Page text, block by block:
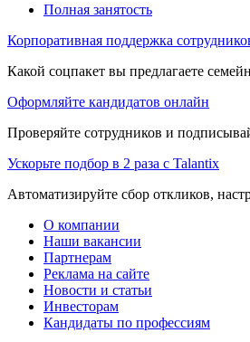
Полная занятость
Корпоративная поддержка
Какой соцпакет вы предлагаете
Оформляйте кандидатов онлайн
Проверяйте сотрудников и
Ускорьте подбор в 2 раза с Talantix
Автоматизируйте сбор откликов,
О компании
Наши вакансии
Партнерам
Реклама на сайте
Новости и статьи
Инвесторам
Кандидаты по профессиям